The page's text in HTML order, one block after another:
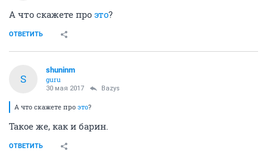
А что скажете про это?
ОТВЕТИТЬ
S
shuninm
guru
30 мая 2017 Bazys
А что скажете про это?
Такое же, как и барин.
ОТВЕТИТЬ